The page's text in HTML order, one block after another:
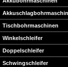
Tischbohrmaschinen
Winkelschleifer
Doppelschleifer
Schwingschleifer